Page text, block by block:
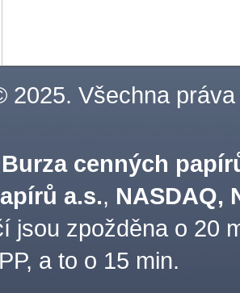
2025. Všechna práva
Burza cenných
a.s., NASDAQ,
jsou zpožděna o 20
a to o 15 min.